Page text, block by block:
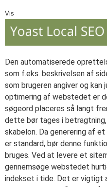
Vis
Den automatiserede
som f.eks. beskrivelsen af
som brugeren angiver og
optimering af webstedet er
søgeord placeres så langt
dette bør tages i
skabelon. Da generering af
er standard, bør denne
bruges. Ved at levere et
gennemsøge webstedet
indekset i tide. Det er vigtigt